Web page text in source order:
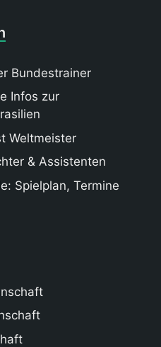
Bundestrainer
Infos zur
Weltmeister
& Assistenten
Spielplan, Termine